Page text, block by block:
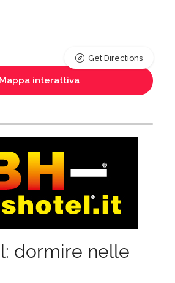
Mappa interattiva
Get Directions
dormire nelle